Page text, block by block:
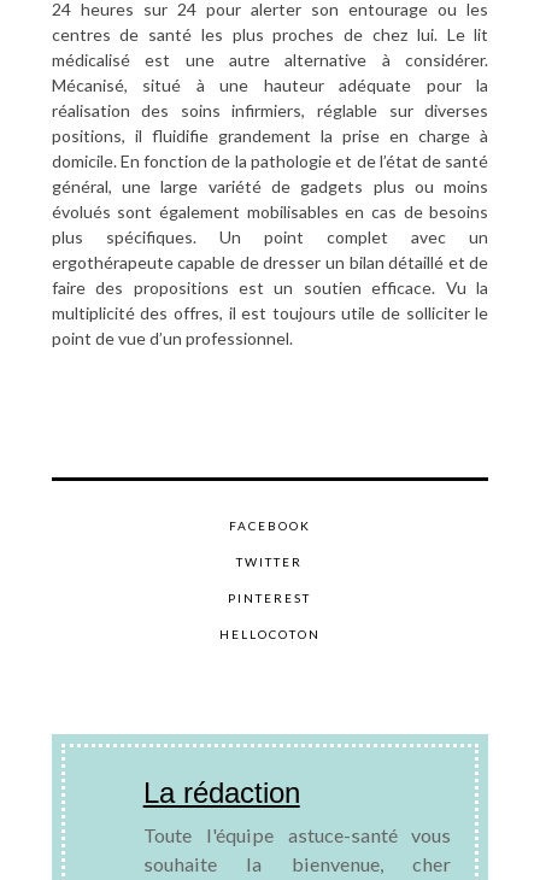
24 heures sur 24 pour alerter son entourage ou les
centres de santé les plus proches de chez lui. Le lit
médicalisé est une autre alternative à considérer.
Mécanisé, situé à une hauteur adéquate pour la
réalisation des soins infirmiers, réglable sur diverses
positions, il fluidifie grandement la prise en charge à
domicile. En fonction de la pathologie et de l’état de santé
général, une large variété de gadgets plus ou moins
évolués sont également mobilisables en cas de besoins
plus spécifiques. Un point complet avec un
ergothérapeute capable de dresser un bilan détaillé et de
faire des propositions est un soutien efficace. Vu la
multiplicité des offres, il est toujours utile de solliciter le
point de vue d’un professionnel.
FACEBOOK
TWITTER
PINTEREST
HELLOCOTON
La rédaction
Toute l'équipe astuce-santé vous
souhaite la bienvenue, cher